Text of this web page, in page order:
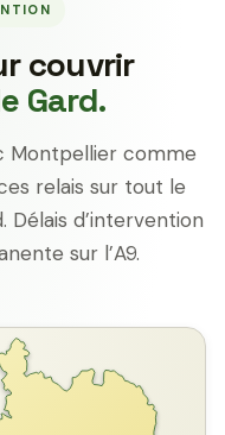
couvrir
Gard.
Montpellier comme
relais sur tout le
Délais d’intervention
sur l’A9.